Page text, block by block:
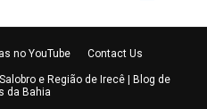
no YouTube Contact Us
e Região de Irecê
| Blog de
da Bahia